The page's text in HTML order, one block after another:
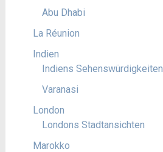
Abu Dhabi
La Réunion
Indien
Indiens Sehenswürdigkeiten
Varanasi
London
Londons Stadtansichten
Marokko